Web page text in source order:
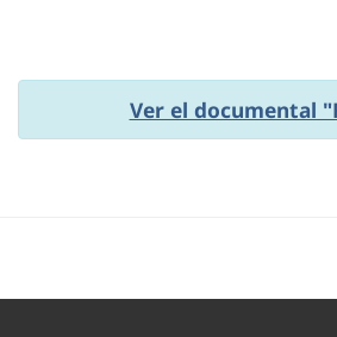
Ver el documental